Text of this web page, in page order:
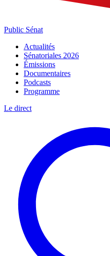
Public Sénat
Actualités
Sénatoriales 2026
Émissions
Documentaires
Podcasts
Programme
Le direct